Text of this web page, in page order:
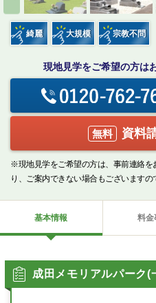
綺麗 大規模 宗教不問
現地見学をご希望の方は
無料 資料
※現地見学をご希望の方は、事前連絡を
り、ご案内できない場合もございますの
基本情報 料金
成田メモリアルパーク(